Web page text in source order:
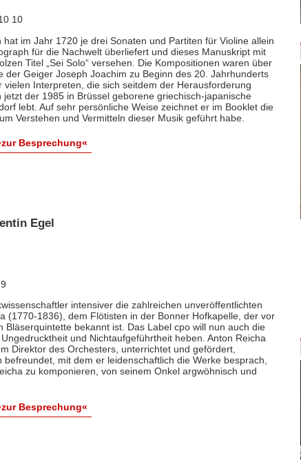
10
hat im Jahr 1720 je drei Sonaten und Partiten für Violine allein
für die Nachwelt überliefert und dieses Manuskript mit
Titel „Sei Solo“ versehen. Die Kompositionen waren über
Geiger Joseph Joachim zu Beginn des 20. Jahrhunderts
Interpreten, die sich seitdem der Herausforderung
der 1985 in Brüssel geborene griechisch-japanische
lebt. Auf sehr persönliche Weise zeichnet er im Booklet die
Verstehen und Vermitteln dieser Musik geführt habe.
Besprechung«
Egel
intensiver die zahlreichen unveröffentlichten
(1770-1836), dem Flötisten in der Bonner Hofkapelle, der vor
Bläserquintette bekannt ist. Das Label cpo will nun auch die
und Nichtaufgeführtheit heben. Anton Reicha
Direktor des Orchesters, unterrichtet und gefördert,
mit dem er leidenschaftlich die Werke besprach,
zu komponieren, von seinem Onkel argwöhnisch und
Besprechung«